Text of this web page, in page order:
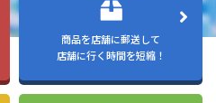
商品を店舗に郵送して
店舗に行く時間を短縮！